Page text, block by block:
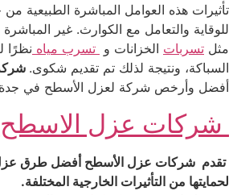
تأثيرات هذه العوامل المباشرة الطبيعية من
للوقاية والتعامل مع الكوارث. غير
مثل تسربات الخزانات و تسرب مياه نظرًا
السباكة، ونتيجة لذلك تم تقديم شكوى.
أفضل وأرخص شركة لعزل الأسطح في
شركات عزل الاسطح
تقدم شركات عزل الأسطح أفضل طرق عزل
لحمايتها من التأثيرات الخارجية المختلفة.